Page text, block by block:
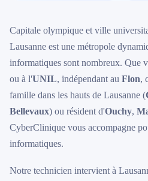
Capitale olympique et ville
Lausanne est une métropole
informatiques sont nombreux. Que
ou à l'UNIL, indépendant au Flon,
famille dans les hauts de Lausanne (
Bellevaux) ou résident d'Ouchy,
CyberClinique vous accompagne
informatiques.
Notre technicien intervient à